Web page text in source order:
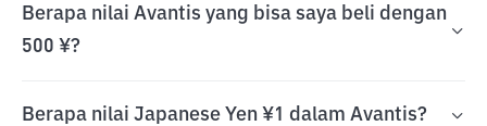
Berapa nilai Avantis yang bisa saya beli dengan
500 ¥?
Berapa nilai Japanese Yen ¥1 dalam Avantis?